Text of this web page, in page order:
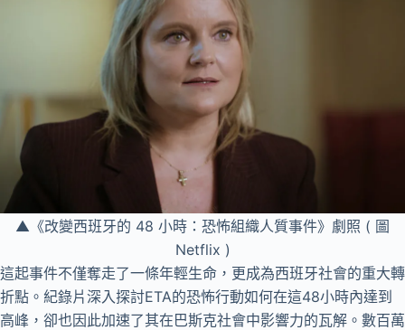
▲《改變西班牙的 48 小時：恐怖組織人質事件》劇照 ( 圖
Netflix )
這起事件不僅奪走了一條年輕生命，更成為西班牙社會的重大轉
折點。紀錄片深入探討ETA的恐怖行動如何在這48小時內達到
高峰，卻也因此加速了其在巴斯克社會中影響力的瓦解。數百萬